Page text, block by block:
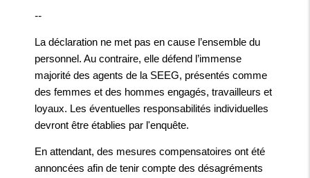
--
La déclaration ne met pas en cause l’ensemble du
personnel. Au contraire, elle défend l’immense
majorité des agents de la SEEG, présentés comme
des femmes et des hommes engagés, travailleurs et
loyaux. Les éventuelles responsabilités individuelles
devront être établies par l'enquête.
En attendant, des mesures compensatoires ont été
annoncées afin de tenir compte des désagréments